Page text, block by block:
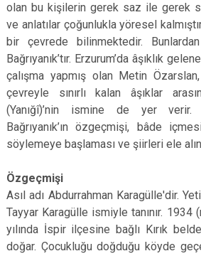
olan bu kişilerin gerek saz ile gerek
ve anlatılar çoğunlukla yöresel
bir çevrede bilinmektedir.
Bağrıyanık’tır. Erzurum’da âşıklık
çalışma yapmış olan Metin
çevreyle sınırlı kalan âşıklar
(Yanığî)’nin ismine de yer verir.
Bağrıyanık’ın özgeçmişi, bâde
söylemeye başlaması ve şiirleri ele
Özgeçmişi
Asıl adı Abdurrahman Karagülle'dir.
Tayyar Karagülle ismiyle tanınır. 1934
yılında İspir ilçesine bağlı Kırık
doğar. Çocukluğu doğduğu köyde